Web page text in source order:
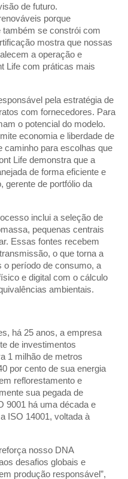
de futuro.
porque
também se constrói com
mostra que nossas
a operação e
Life com práticas mais
pela estratégia de
com fornecedores. Para
o potencial do modelo.
economia e liberdade de
caminho para escolhas que
Life demonstra que a
de forma eficiente e
gerente de portfólio da
inclui a seleção de
pequenas centrais
Essas fontes recebem
o que torna a
o período de consumo, a
e digital com o cálculo
ambientais.
há 25 anos, a empresa
de investimentos
1 milhão de metros
por cento de sua energia
reflorestamento e
sua pegada de
9001 há uma década e
ISO 14001, voltada à
nosso DNA
desafios globais e
produção responsável”,